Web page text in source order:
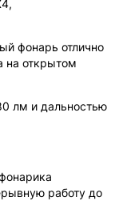
фонарь отлично
на открытом
лм и дальностью
работу до